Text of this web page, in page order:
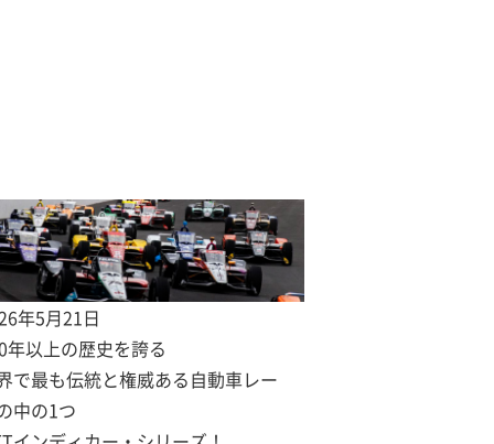
年5月21日
年以上の歴史を誇る
で最も伝統と権威ある自動車レー
中の1つ